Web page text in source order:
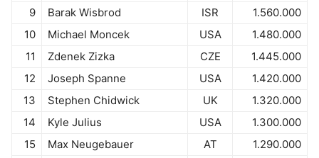
9
Barak Wisbrod ISR
1.560.000
10
Michael Moncek USA
1.480.000
11
Zdenek Zizka CZE
1.445.000
12
Joseph Spanne USA
1.420.000
13
Stephen Chidwick UK
1.320.000
14
Kyle Julius USA
1.300.000
15
Max Neugebauer AT
1.290.000